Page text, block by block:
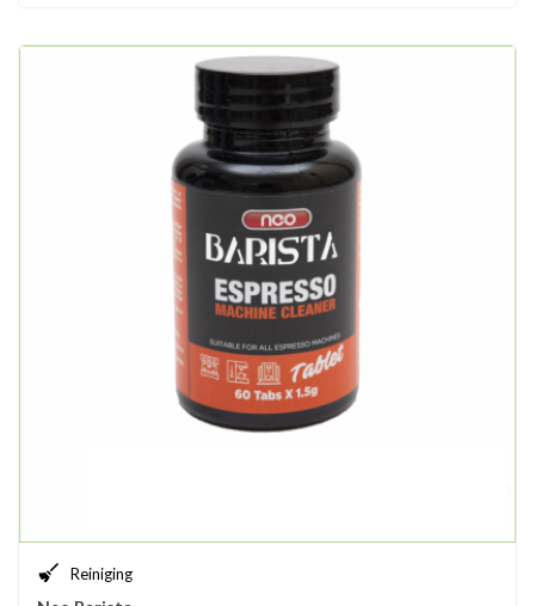
Reiniging